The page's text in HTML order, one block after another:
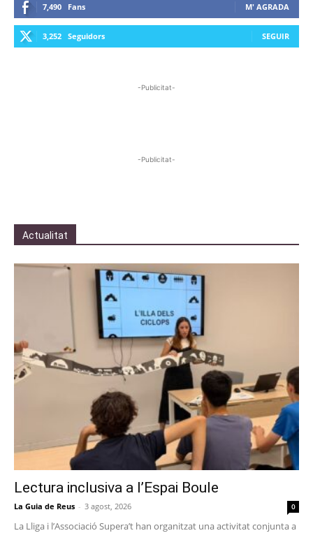
7,490 Fans M' AGRADA
3,252 Seguidors SEGUIR
-Publicitat-
-Publicitat-
Actualitat
Lectura inclusiva a l’Espai Boule
La Guia de Reus - 3 agost, 2026 0
La Lliga i l’Associació Supera’t han organitzat una activitat conjunta a